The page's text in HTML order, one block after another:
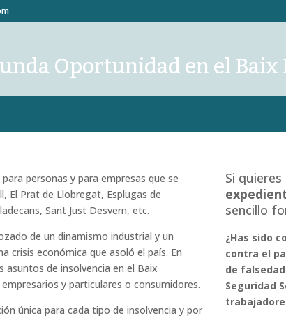
Oportunidad en el
para personas y para empresas que se
El Prat de Llobregat, Esplugas de
Sant Just Desvern, etc.
de un dinamismo industrial y un
crisis económica que asoló el país. En
de insolvencia en el Baix
y particulares o consumidores.
única para cada tipo de insolvencia y por
Si quieres
sencillo
¿Has sido
contra el
de
Seguridad